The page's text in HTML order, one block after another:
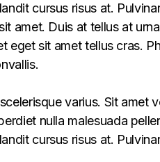
cursus risus at.
amet. Duis at tellus at
eget sit amet tellus cras.
varius. Sit
nulla malesuada
cursus risus at.